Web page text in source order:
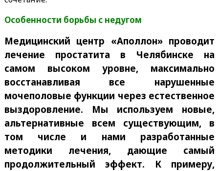
Особенности борьбы с недугом
Медицинский центр «Аполлон» проводит
лечение простатита в Челябинске на
самом высоком уровне, максимально
восстанавливая все нарушенные
мочеполовые функции через естественное
выздоровление. Мы используем новые,
альтернативные всем существующим, в
том числе и нами разработанные
методики лечения, дающие самый
продолжительный эффект. К примеру,